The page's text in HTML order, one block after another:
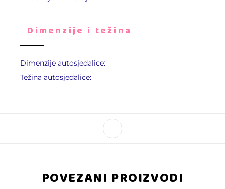
Dimenzije i težina
Dimenzije autosjedalice:
Težina autosjedalice:
POVEZANI PROIZVODI